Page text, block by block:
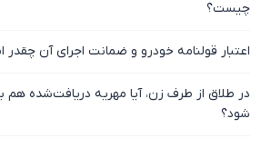
چیست؟
اعتبار قولنامه خودرو و ضمانت اجرای آن
در طلاق از طرف زن، آیا مهریه دریافت‌شده هم
شود؟